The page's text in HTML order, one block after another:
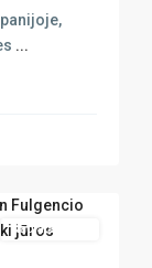
...
Nauja Statyba